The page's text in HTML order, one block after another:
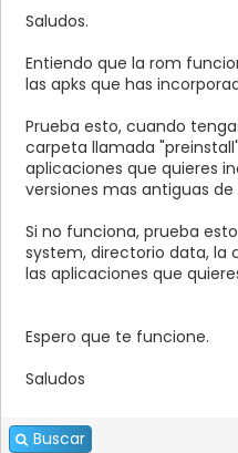
Saludos.
Entiendo que la rom
las apks que has
Prueba esto, cuando
carpeta llamada
aplicaciones que quieres
versiones mas antiguas de
Si no funciona, prueba
system, directorio data, la
las aplicaciones que
Espero que te funcione.
Saludos
Buscar